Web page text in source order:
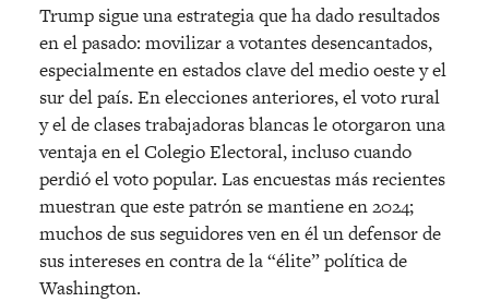
Trump sigue una estrategia que ha dado resultados
en el pasado: movilizar a votantes desencantados,
especialmente en estados clave del medio oeste y el
sur del país. En elecciones anteriores, el voto rural
y el de clases trabajadoras blancas le otorgaron una
ventaja en el Colegio Electoral, incluso cuando
perdió el voto popular. Las encuestas más recientes
muestran que este patrón se mantiene en 2024;
muchos de sus seguidores ven en él un defensor de
sus intereses en contra de la “élite” política de
Washington.